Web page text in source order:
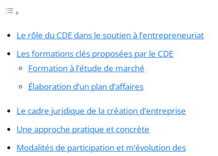
Le rôle du CDE dans le soutien à l’entrepreneuriat
Les formations clés proposées par le CDE
Formation à l’étude de marché
Élaboration d’un plan d’affaires
Le cadre juridique de la création d’entreprise
Une approche pratique et concrète
Modalités de participation et m’évolution des